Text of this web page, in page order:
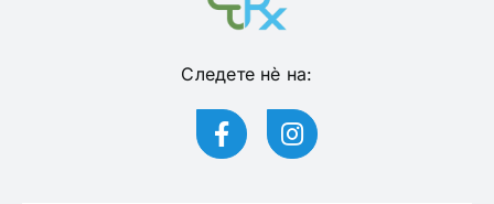
Следете нѐ на: